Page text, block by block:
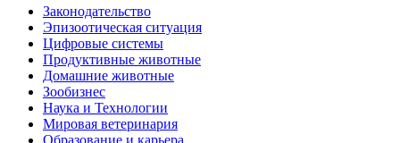
Законодательство
Эпизоотическая ситуация
Цифровые системы
Продуктивные животные
Домашние животные
Зообизнес
Наука и Технологии
Мировая ветеринария
Образование и карьера